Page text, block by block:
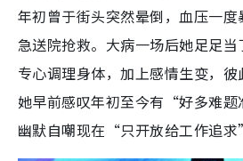
年初曾于街头突然晕倒，血压一
急送院抢救。大病一场后她足足
专心调理身体，加上感情生变，
她早前感叹年初至今有“好多难
幽默自嘲现在“只开放给工作追求